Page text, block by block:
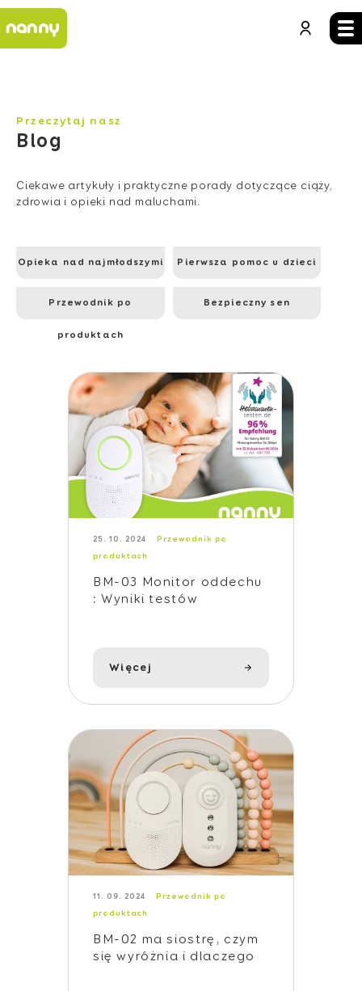
Przeczytaj nasz
Blog
Ciekawe artykuły i praktyczne porady dotyczące ciąży,
zdrowia i opieki nad maluchami.
Opieka nad najmłodszymi Pierwsza pomoc u dzieci
Przewodnik po
produktach
Bezpieczny sen
25. 10. 2024 Przewodnik po
produktach
BM-03 Monitor oddechu
: Wyniki testów
Więcej
11. 09. 2024 Przewodnik po
produktach
BM-02 ma siostrę, czym
się wyróżnia i dlaczego